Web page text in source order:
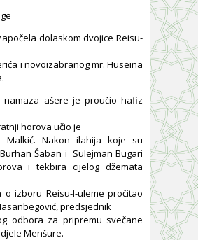
dolaskom dvojice Reisu-
i novoizabranog mr. Huseina
namaza ašere je proučio hafiz
horova učio je
Malkić. Nakon ilahija koje su
Šaban i Sulejman Bugari
i tekbira cijelog džemata
o izboru Reisu-l-uleme pročitao
predsjednik
odbora za pripremu svečane
Menšure.